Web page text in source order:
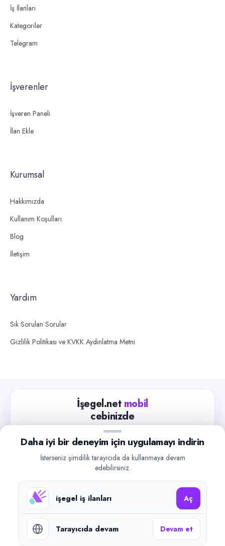
İş İlanları
Kategoriler
Telegram
İşverenler
İşveren Paneli
İlan Ekle
Kurumsal
Hakkımızda
Kullanım Koşulları
Blog
İletişim
Yardım
Sık Sorulan Sorular
Gizlilik Politikası ve KVKK Aydınlatma Metni
İşegel.net mobil
cebinizde
Güncel iş ilanlarını takip edin, işverenlerle hızlıca
iletişime geçin.
Google Play
©2026işegel.net. Tüm hakları saklıdır.
Daha iyi bir deneyim için uygulamayı indirin
İsterseniz şimdilik tarayıcıda da kullanmaya devam
edebilirsiniz.
işegel iş ilanları Aç
Tarayıcıda devam Devam et